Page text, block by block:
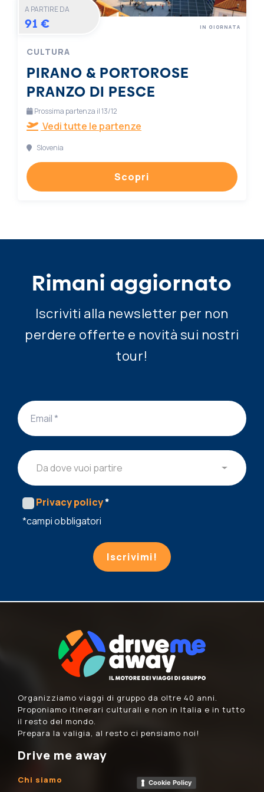
A PARTIRE DA
91 €
CULTURA
PIRANO & PORTOROSE
PRANZO DI PESCE
IN GIORNATA
Prossima partenza il 13/12
Vedi tutte le partenze
Slovenia
Scopri
Rimani aggiornato
Iscriviti alla newsletter per non
perdere offerte e novità sui nostri
tour!
Da dove vuoi partire
Privacy policy*
*campi obbligatori
Iscrivimi!
Organizziamo viaggi di gruppo da oltre 40 anni.
Proponiamo itinerari culturali e non in Italia e in tutto
il resto del mondo.
Prepara la valigia, al resto ci pensiamo noi!
Drive me away
Chi siamo Cookie Policy